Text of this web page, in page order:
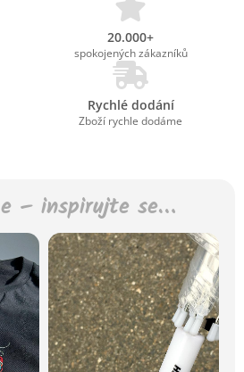
20.000+
spokojených zákazníků
Rychlé dodání
Zboží rychle dodáme
– inspirujte se…